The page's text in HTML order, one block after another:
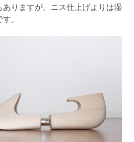
りますが、ニス仕上げよりは湿
。